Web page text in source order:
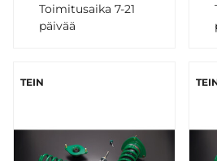
Toimitusaika 7-21
päivää
TEIN